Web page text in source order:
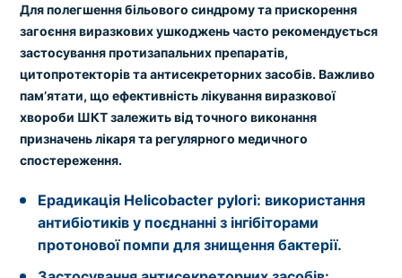
Для полегшення більового синдрому та прискорення
загоєння виразкових ушкоджень часто рекомендується
застосування протизапальних препаратів,
цитопротекторів та антисекреторних засобів. Важливо
пам’ятати, що ефективність лікування виразкової
хвороби ШКТ залежить від точного виконання
призначень лікаря та регулярного медичного
спостереження.
Ерадикація Helicobacter pylori: використання
антибіотиків у поєднанні з інгібіторами
протонової помпи для знищення бактерії.